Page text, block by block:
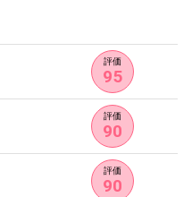
評価
95
評価
90
評価
90